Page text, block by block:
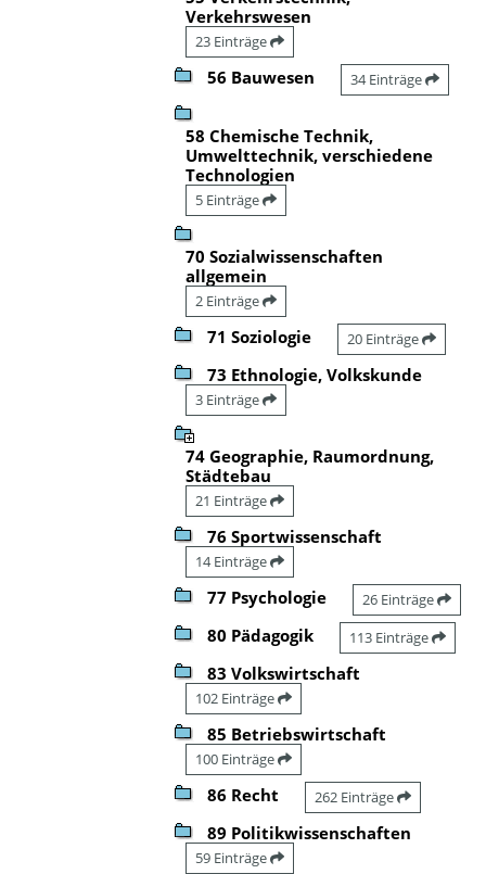
Verkehrswesen
23 Einträge
56 Bauwesen 34 Einträge
58 Chemische Technik,
Umwelttechnik, verschiedene
Technologien
5 Einträge
70 Sozialwissenschaften
allgemein
2 Einträge
71 Soziologie 20 Einträge
73 Ethnologie, Volkskunde
3 Einträge
74 Geographie, Raumordnung,
Städtebau
21 Einträge
76 Sportwissenschaft
14 Einträge
77 Psychologie 26 Einträge
80 Pädagogik 113 Einträge
83 Volkswirtschaft
102 Einträge
85 Betriebswirtschaft
100 Einträge
86 Recht 262 Einträge
89 Politikwissenschaften
59 Einträge